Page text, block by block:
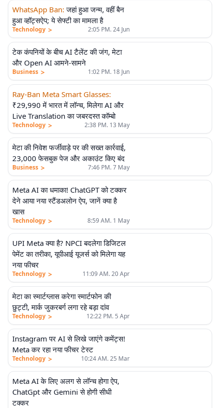
WhatsApp Ban: जहां हुआ जन्म, वहीं बैन
हुआ व्हॉट्सऐप; ये सेफ्टी का मामला है
Technology > 2:05 PM. 24 Jun
टेक कंपनियों के बीच AI टैलेंट की जंग, मेटा
और Open AI आमने-सामने
Business > 1:02 PM. 18 Jun
Ray-Ban Meta Smart Glasses:
₹29,990 में भारत में लॉन्च, मिलेगा AI और
Live Translation का जबरदस्त कॉम्बो
Technology > 2:38 PM. 13 May
मेटा की निवेश फर्जीवाड़े पर की सख्त कार्रवाई,
23,000 फेसबुक पेज और अकाउंट किए बंद
Business > 7:46 PM. 7 May
Meta AI का धमाका! ChatGPT को टक्कर
देने आया नया स्टैंडअलोन ऐप, जानें क्या है
खास
Technology > 8:59 AM. 1 May
UPI Meta क्या है? NPCI बदलेगा डिजिटल
पेमेंट का तरीका, यूपीआई यूजर्स को मिलेगा यह
नया फीचर
Technology > 11:09 AM. 20 Apr
मेटा का स्मार्टग्लास करेगा स्मार्टफोन की
छुट्टी, मार्क जुकरबर्ग लगा रहे बड़ा दांव
Technology > 12:22 PM. 5 Apr
Instagram पर AI से लिखे जाएंगे कमेंट्स!
Meta कर रहा नया फीचर टेस्ट
Technology > 10:24 AM. 25 Mar
Meta AI के लिए अलग से लॉन्च होगा ऐप,
ChatGpt और Gemini से होगी सीधी
टक्कर